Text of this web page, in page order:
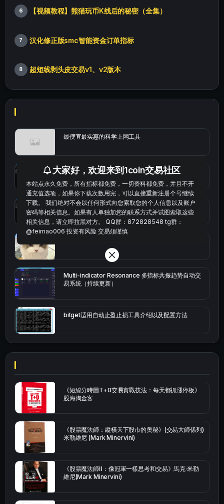
6 【视频教程】熊猫玩币K线后的秘密（全集）
7 汉化修正版smc智能资金订单指标
8 超短线剥头皮交易v1、v2版本
最便宜最实惠的科学上网工具
统计涨跌幅的python代码
okx的短线量化的免费版本
Multi-indicator Resonance 多指标共振趋势自动交
易系统（持续更新）
bitget适用自动止盈止损工具介绍以及配置方法
《短線分時圖T+0交易實戰技法：每天都抓漲停板》
股海淘金客
《股票魔法師：縱橫天下股市的奧秘》(交易大師係列)
米勒維尼 (Mark Minervini)
《股票魔法師Ⅱ：像冠軍一樣思考和交易》馬克·米勒
維尼(Mark Minervini)
大家好，欢迎来到1coin交易社区
本站点永久免费，所有指标都免费，一切资料都免费，并且不开
通充值选项，如果你下载次数用完，可以直接重新注册个号继续
下载。 我们绝对不会以任何形式向您索取您的个人信息以及账户
密码等相关信息。如果有人单独加您的联系方式并试图索取这些
相关信息，请立即拉黑对方。 QQ群：872828548 tg群：
@feimao006 投资有风险 交易须谨慎